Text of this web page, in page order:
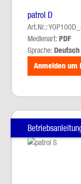
patrol D
Art.Nr.:
Medienart: PDF
Sprache: Deutsch
Anmelden